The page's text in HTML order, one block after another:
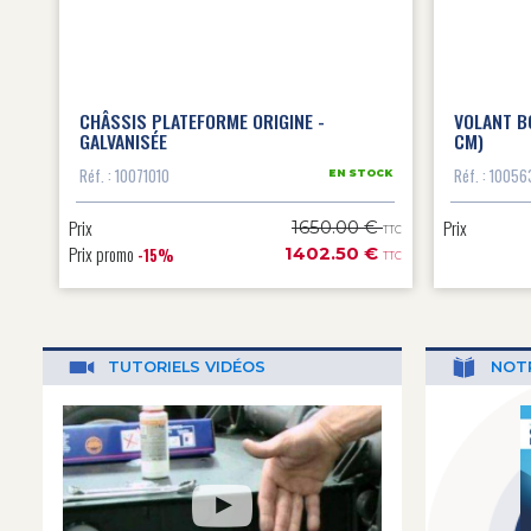
CHÂSSIS PLATEFORME ORIGINE -
GALVANISÉE
Réf. : 10071010 EN STOCK
Prix 1650.00 €TTC
Prix promo -15% 1402.50 € TTC
VOLANT
CM)
Réf. :
Prix
TUTORIELS VIDÉOS